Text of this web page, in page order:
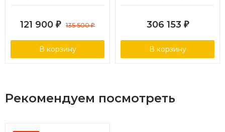
121 900 ₽ 135 500₽
В корзину
306 153 ₽
В корзину
Рекомендуем посмотреть